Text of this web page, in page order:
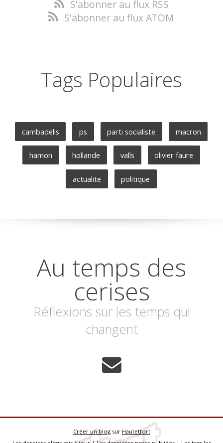
S'abonner au flux RSS
S'abonner au flux ATOM
Tags Populaires
cambadelis ps parti socialiste macron
hamon hollande valls olivier faure
actualite politique
Au temps des
cerises
Réflexions sur les temps qui
changent
Créer un blogsur Hautetfort